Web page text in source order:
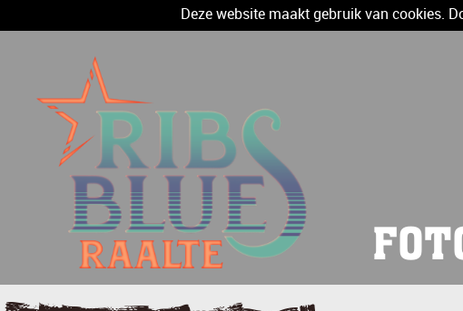
Deze website maakt gebruik van cookies.